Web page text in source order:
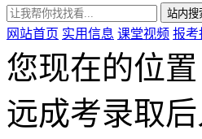
网站首页 实用信息 课堂视频 报考
您现在的位置
远成考录取